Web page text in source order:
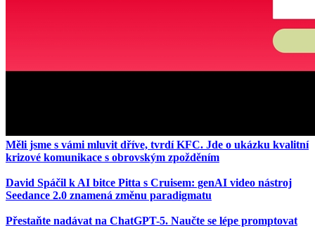
Měli jsme s vámi mluvit dříve, tvrdí KFC. Jde o ukázku kvalitní
krizové komunikace s obrovským zpožděním
David Spáčil k AI bitce Pitta s Cruisem: genAI video nástroj
Seedance 2.0 znamená změnu paradigmatu
Přestaňte nadávat na ChatGPT-5. Naučte se lépe promptovat